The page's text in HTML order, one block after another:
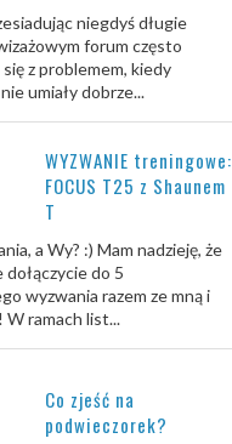
niegdyś długie
forum często
z problemem, kiedy
umiały dobrze...
WYZWANIE treningowe:
FOCUS T25 z Shaunem
T
a Wy? :) Mam nadzieję, że
do 5
wyzwania razem ze mną i
W ramach list...
Co zjeść na
podwieczorek?